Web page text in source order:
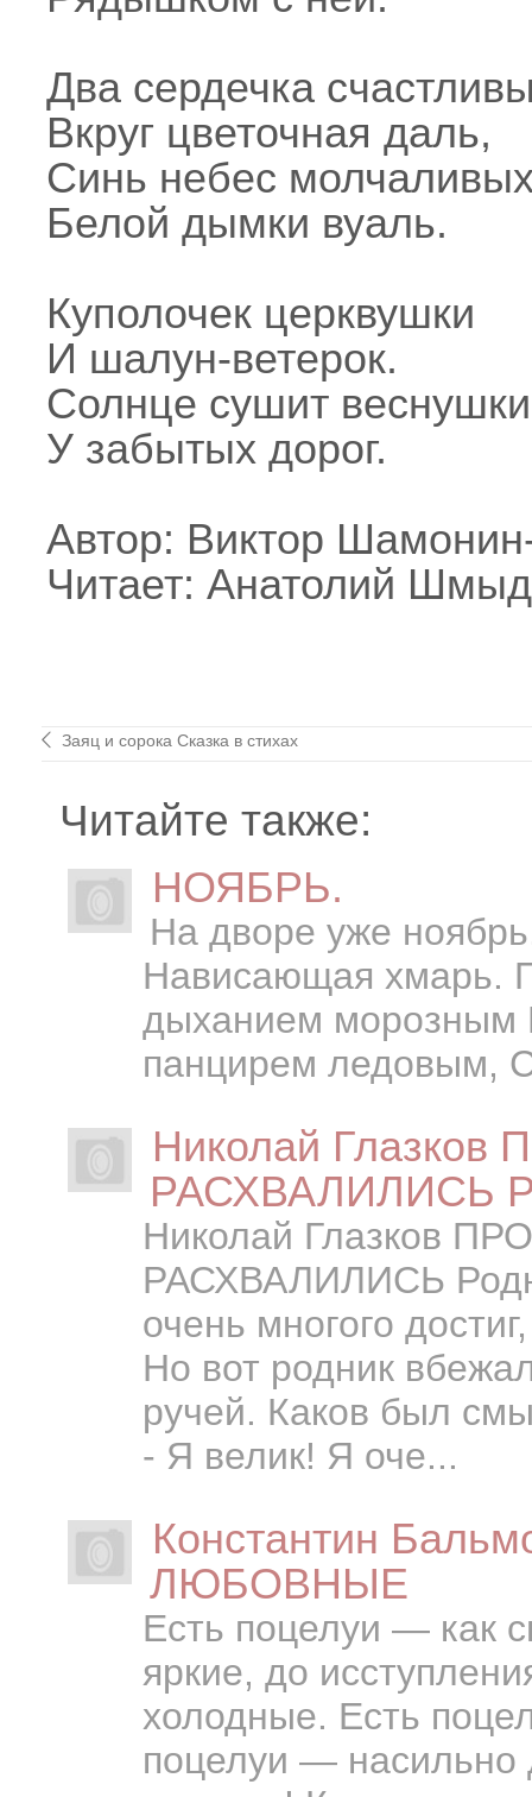
Два сердечка
Вкруг цветочная даль,
Синь небес
Белой дымки вуаль.
Куполочек церквушки
И шалун-ветерок.
Солнце сушит
У забытых дорог.
Автор: Виктор
Читает: Анатолий
Заяц и сорока Сказка в стихах
Читайте также:
НОЯБРЬ.
На дворе уже
Нависающая хмарь.
дыханием морозным
панцирем ледовым,
Николай
РАСХВАЛИЛИСЬ
Николай Глазков
РАСХВАЛИЛИСЬ
очень многого
Но вот родник
ручей. Каков был
- Я велик! Я оче...
Константин
ЛЮБОВНЫЕ
Есть поцелуи — как
яркие, до
холодные. Есть
поцелуи —